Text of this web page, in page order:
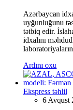
Azərbaycan
uyğunluğunu
tətbiq edir.
idxalını
Ardını oxu
Ekspress təhlil
6 Avqust